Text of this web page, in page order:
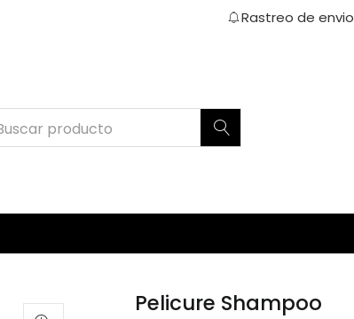
Rastreo de envio
Pelicure Shampoo